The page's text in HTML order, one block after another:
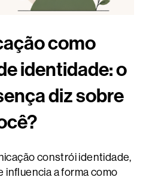
como
identidade: o
diz sobre
constrói identidade,
influencia a forma como